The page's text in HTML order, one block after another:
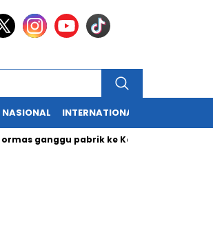
NASIONAL INTERNATIONAL
pabrik ke Kapolri